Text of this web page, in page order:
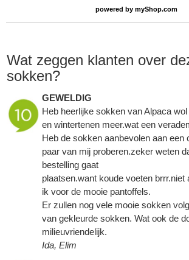
powered by myShop.com
Wat zeggen klanten over
sokken?
GEWELDIG
Heb heerlijke sokken van Alpaca
en wintertenen meer.wat een
Heb de sokken aanbevolen aan een
paar van mij proberen.zeker weten
bestelling gaat
plaatsen.want koude voeten brrr.niet
ik voor de mooie pantoffels.
Er zullen nog vele mooie sokken
van gekleurde sokken. Wat ook de
milieuvriendelijk.
Ida, Elim